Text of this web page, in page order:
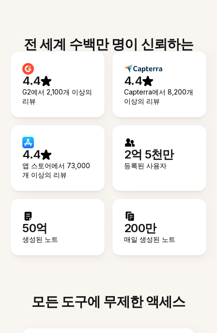
전 세계 수백만 명이 신뢰하는
4.4
G2에서 2,100개 이상의
리뷰
4.4
Capterra에서 8,200개
이상의 리뷰
4.4
앱 스토어에서 73,000
개 이상의 리뷰
2억 5천만
등록된 사용자
50억
생성된 노트
200만
매일 생성된 노트
모든 도구에 무제한 액세스